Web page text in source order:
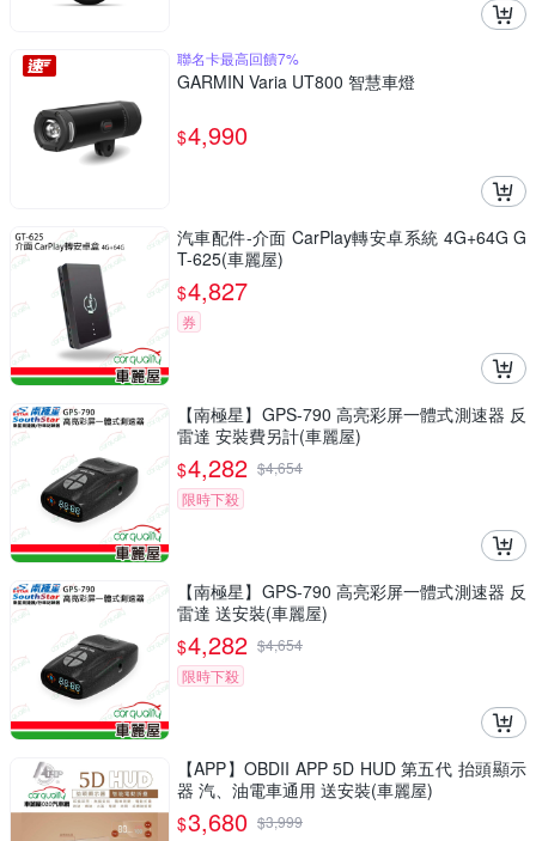
聯名卡最高回饋7%
GARMIN Varia UT800 智慧車燈
$4,990
汽車配件-介面 CarPlay轉安卓系統 4G+64G G
T-625(車麗屋)
$4,827
券
【南極星】GPS-790 高亮彩屏一體式測速器 反
雷達 安裝費另計(車麗屋)
$4,282 $4,654
限時下殺
【南極星】GPS-790 高亮彩屏一體式測速器 反
雷達 送安裝(車麗屋)
$4,282 $4,654
限時下殺
【APP】OBDII APP 5D HUD 第五代 抬頭顯示
器 汽、油電車通用 送安裝(車麗屋)
$3,680 $3,999